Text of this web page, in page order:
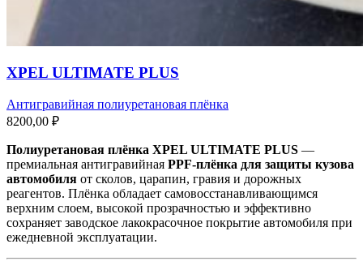
XPEL ULTIMATE PLUS
Антигравийная полиуретановая плёнка
8200,00 ₽
Полиуретановая плёнка XPEL ULTIMATE PLUS —
премиальная антигравийная PPF-плёнка для защиты кузова
автомобиля от сколов, царапин, гравия и дорожных
реагентов. Плёнка обладает самовосстанавливающимся
верхним слоем, высокой прозрачностью и эффективно
сохраняет заводское лакокрасочное покрытие автомобиля при
ежедневной эксплуатации.